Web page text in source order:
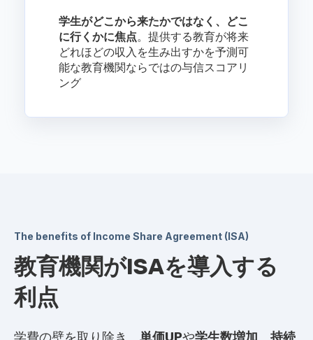
学生がどこから来たかではなく、どこ
に行くかに焦点。提供する教育が将来
どれほどの収入を生み出すかを予測可
能な教育機関ならではの与信スコアリ
ング
The benefits of Income Share Agreement (ISA)
教育機関がISAを導入する
利点